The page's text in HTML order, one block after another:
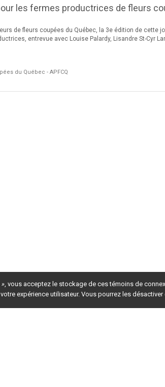
les fermes productrices de fleurs
de fleurs coupées du Québec, la 3e édition de cette
entrevue avec Louise Palardy, Lisandre St-Cyr
du Québec - APFCQ
, vous acceptez le stockage de ces témoins de
expérience utilisateur. Vous pourrez les